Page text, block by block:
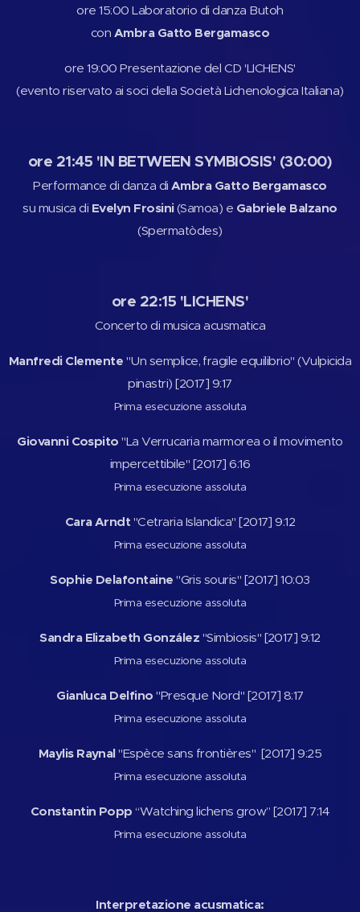
ore 15:00 Laboratorio di danza Butoh
con Ambra Gatto Bergamasco
ore 19:00 Presentazione del CD 'LICHENS'
(evento riservato ai soci della Società Lichenologica Italiana)
ore 21:45 'IN BETWEEN SYMBIOSIS' (30:00)
Performance di danza di Ambra Gatto Bergamasco
su musica di Evelyn Frosini(Samoa) e Gabriele Balzano
(Spermatòdes)
ore 22:15 'LICHENS'
Concerto di musica acusmatica
Manfredi Clemente "Un semplice, fragile equilibrio" (Vulpicida
pinastri) [2017] 9:17
Prima esecuzione assoluta
Giovanni Cospito "La Verrucaria marmorea o il movimento
impercettibile" [2017] 6:16
Prima esecuzione assoluta
Cara Arndt "Cetraria Islandica" [2017] 9:12
Prima esecuzione assoluta
Sophie Delafontaine "Gris souris" [2017] 10:03
Prima esecuzione assoluta
Sandra Elizabeth González "Simbiosis" [2017] 9:12
Prima esecuzione assoluta
Gianluca Delfino "Presque Nord" [2017] 8:17
Prima esecuzione assoluta
Maylis Raynal"Espèce sans frontières" [2017] 9:25
Prima esecuzione assoluta
Constantin Popp“Watching lichens grow” [2017] 7:14
Prima esecuzione assoluta
Interpretazione acusmatica: